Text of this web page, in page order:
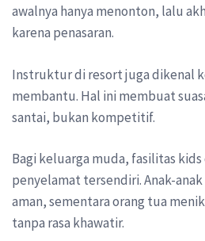
awalnya hanya menonton, lalu
karena penasaran.
Instruktur di resort juga dikenal
membantu. Hal ini membuat
santai, bukan kompetitif.
Bagi keluarga muda, fasilitas
penyelamat tersendiri. Anak-
aman, sementara orang tua
tanpa rasa khawatir.